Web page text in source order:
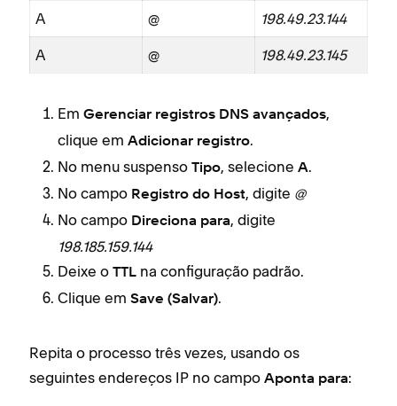
A @ 198.49.23.144
A @ 198.49.23.145
Em Gerenciar registros DNS avançados,
clique em Adicionar registro.
No menu suspenso Tipo, selecione A.
No campo Registro do Host, digite @
No campo Direciona para, digite
198.185.159.144
Deixe o TTL na configuração padrão.
Clique em Save (Salvar).
Repita o processo três vezes, usando os
seguintes endereços IP no campo Aponta para: